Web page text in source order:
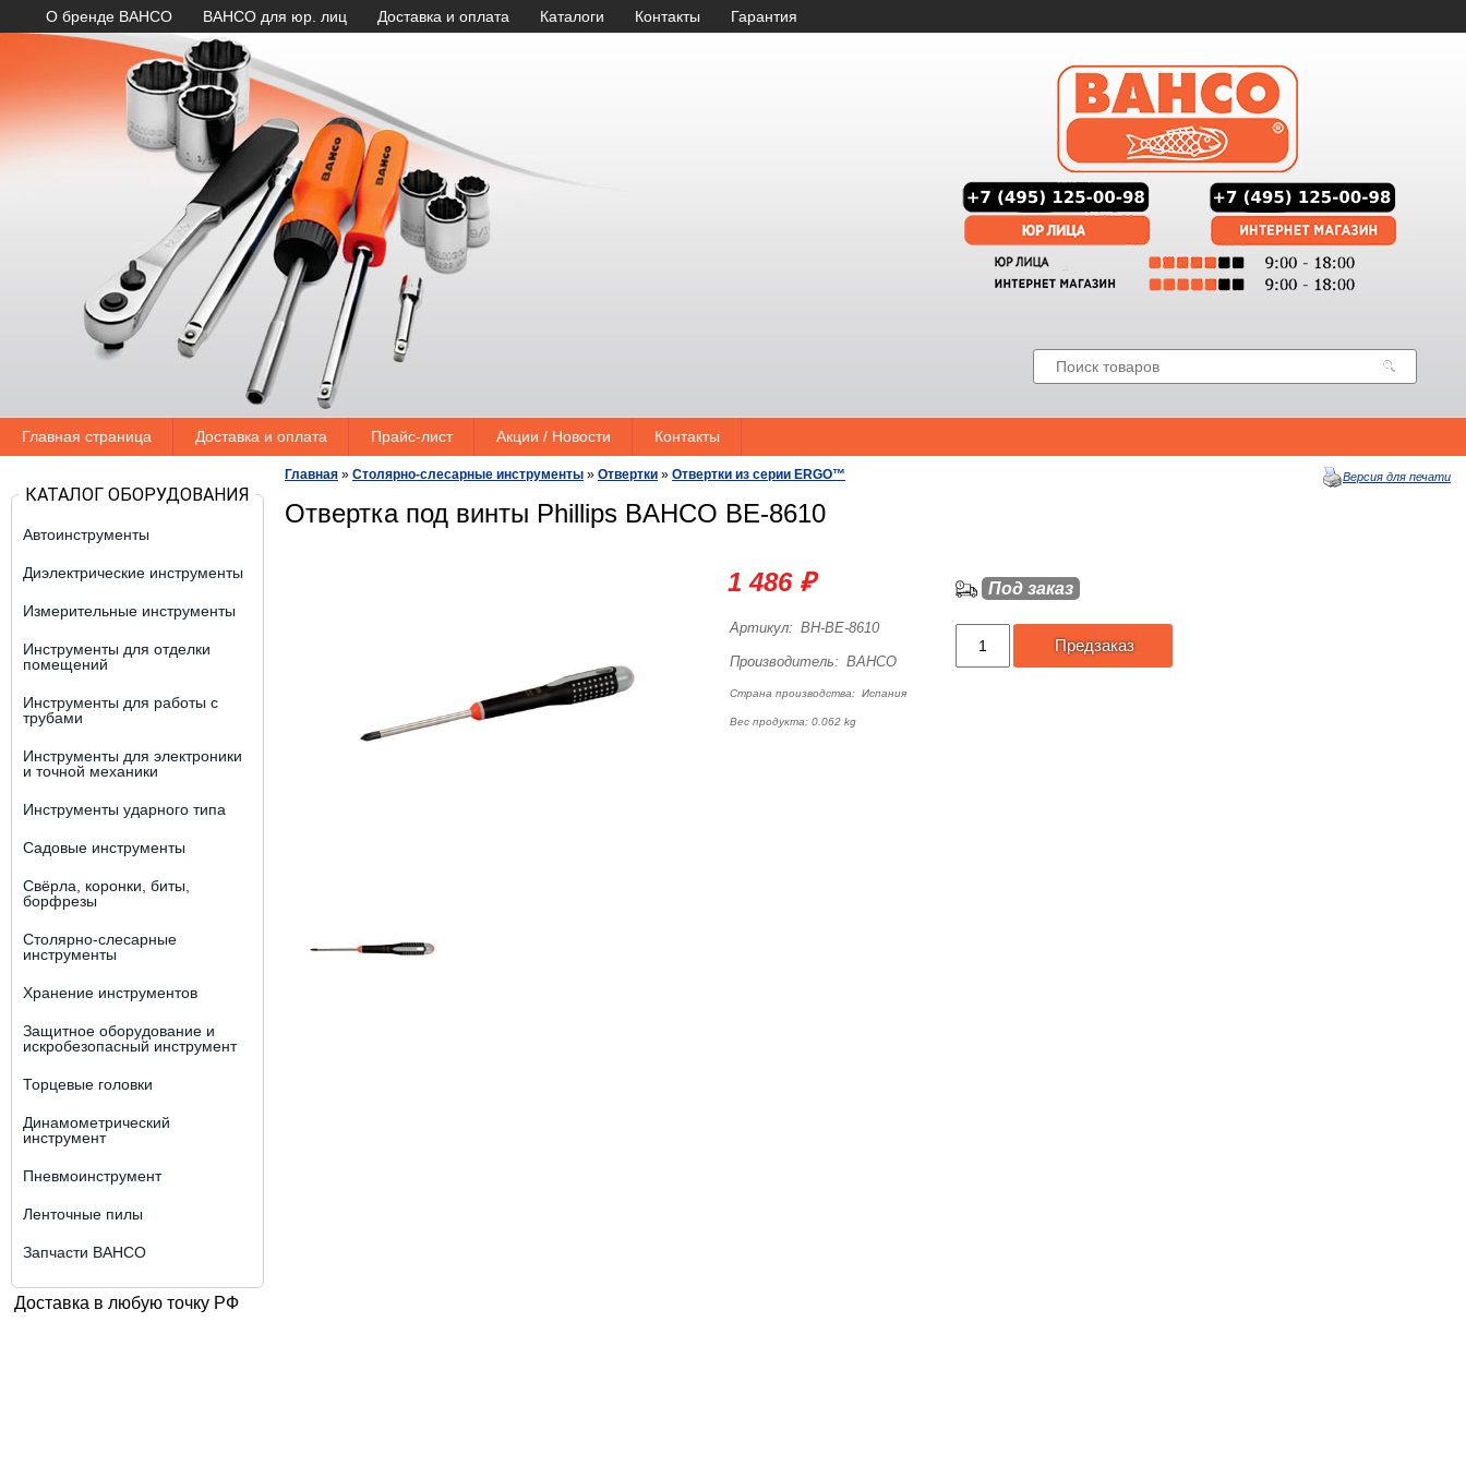
О бренде BAHCO BAHCO для юр. лиц Доставка и оплата Каталоги Контакты Гарантия
Главная страница Доставка и оплата Прайс-лист Акции / Новости Контакты
КАТАЛОГ ОБОРУДОВАНИЯ
Автоинструменты
Диэлектрические инструменты
Измерительные инструменты
Инструменты для отделки
помещений
Инструменты для работы с
трубами
Инструменты для электроники
и точной механики
Инструменты ударного типа
Садовые инструменты
Свёрла, коронки, биты,
борфрезы
Столярно-слесарные
инструменты
Хранение инструментов
Защитное оборудование и
искробезопасный инструмент
Торцевые головки
Динамометрический
инструмент
Пневмоинструмент
Ленточные пилы
Запчасти BAHCO
Доставка в любую точку РФ
Главная » Столярно-слесарные инструменты » Отвертки » Отвертки из серии ERGO™ Версия для печати
Отвертка под винты Phillips BAHCO BE-8610
1 486 ₽
Артикул: BH-BE-8610
Производитель: BAHCO
Страна производства: Испания
Вес продукта: 0.062 kg
Под заказ
Предзаказ